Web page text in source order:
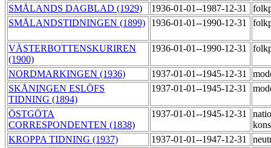
SMÅLANDS DAGBLAD (1929)
1936-01-01--1987-12-31
SMÅLANDSTIDNINGEN (1899)
1936-01-01--1990-12-31
VÄSTERBOTTENSKURIREN
(1900)
1936-01-01--1990-12-31
NORDMARKINGEN (1936) 1937-01-01--1945-12-31
SKÅNINGEN ESLÖFS
TIDNING (1894)
1937-01-01--1945-12-31
ÖSTGÖTA
CORRESPONDENTEN (1838)
1937-01-01--1945-12-31
KROPPA TIDNING (1937)
1937-01-01--1947-12-31